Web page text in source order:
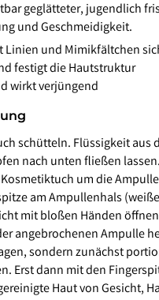
geglätteter, jugendlich
und Geschmeidigkeit.
Linien und Mimikfältchen
festigt die Hautstruktur
wirkt verjüngend
schütteln. Flüssigkeit aus
nach unten fließen
um die
am Ampullenhals
mit bloßen Händen
angebrochenen Ampulle
sondern zunächst
Erst dann mit den
Haut von Gesicht,